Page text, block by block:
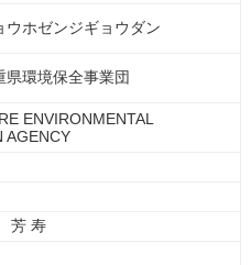
ウホゼンジギョウダン
県環境保全事業団
ENVIRONMENTAL
AGENCY
寿